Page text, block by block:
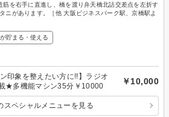
を右手に直進し、橋を渡り弁天橋北詰交差点を左折す
ニがあります。［他 大阪ビジネスパーク駅、京橋駅よ
貯まる・使える
印象を整えたい方に!!】ラジオ
★多機能マシン35分￥10000
￥10,000
スペシャルメニューを見る